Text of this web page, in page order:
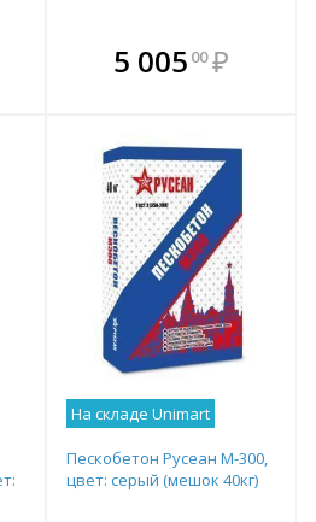
В комплекте
всегда выгоднее!
5 005 00 ₽
На складе Unimart
Пескобетон Русеан М-300,
цвет: серый (мешок 40кг)